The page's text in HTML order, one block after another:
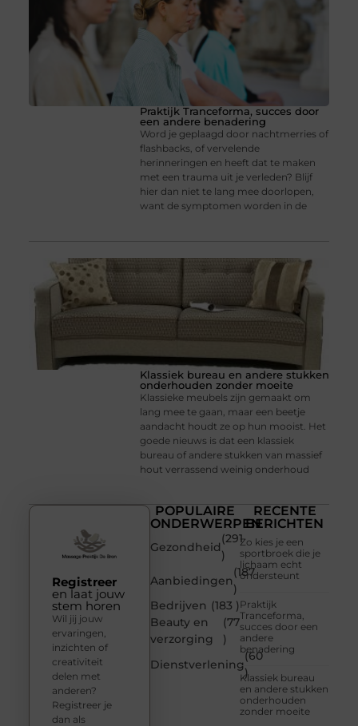
Praktijk Tranceforma, succes door
een andere benadering
Word je geplaagd door nachtmerries of
flashbacks, of vervelende
herinneringen en heeft dat te maken
met een trauma uit je verleden? Blijf
hier dan niet te lang mee doorlopen,
want de symptomen worden in de
Klassiek bureau en andere stukken
onderhouden zonder moeite
Klassieke meubels zijn gemaakt om
lang mee te gaan, maar een beetje
aandacht houdt ze op hun mooist. Het
goede nieuws is dat een klassiek
bureau of andere stukken van massief
hout verrassend weinig onderhoud
POPULAIRE
ONDERWERPEN
Gezondheid
(291
)
Aanbiedingen
(187
)
Bedrijven (183 )
Beauty en
verzorging
(77
)
Dienstverlening
(60
)
RECENTE
BERICHTEN
Zo kies je een
sportbroek die je
lichaam echt
ondersteunt
Praktijk
Tranceforma,
succes door een
andere
benadering
Klassiek bureau
en andere stukken
onderhouden
zonder moeite
Registreer
en laat jouw
stem horen
Wil jij jouw
ervaringen,
inzichten of
creativiteit
delen met
anderen?
Registreer je
dan als